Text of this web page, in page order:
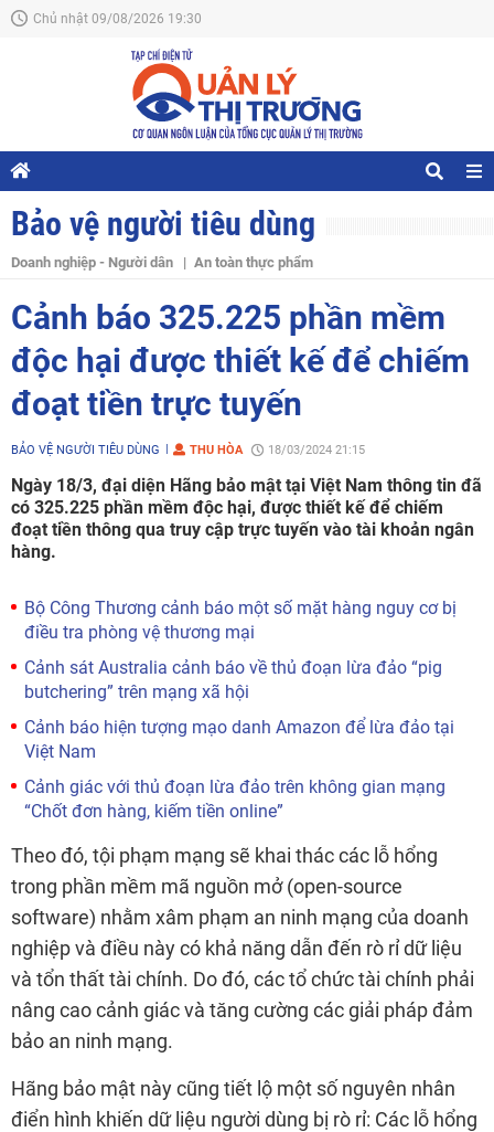
Chủ nhật 09/08/2026 19:30
Bảo vệ người tiêu dùng
Doanh nghiệp - Người dân An toàn thực phẩm
Cảnh báo 325.225 phần mềm
độc hại được thiết kế để chiếm
đoạt tiền trực tuyến
BẢO VỆ NGƯỜI TIÊU DÙNG THU HÒA 18/03/2024 21:15
Ngày 18/3, đại diện Hãng bảo mật tại Việt Nam thông tin đã
có 325.225 phần mềm độc hại, được thiết kế để chiếm
đoạt tiền thông qua truy cập trực tuyến vào tài khoản ngân
hàng.
Bộ Công Thương cảnh báo một số mặt hàng nguy cơ bị
điều tra phòng vệ thương mại
Cảnh sát Australia cảnh báo về thủ đoạn lừa đảo “pig
butchering” trên mạng xã hội
Cảnh báo hiện tượng mạo danh Amazon để lừa đảo tại
Việt Nam
Cảnh giác với thủ đoạn lừa đảo trên không gian mạng
“Chốt đơn hàng, kiếm tiền online”
Theo đó, tội phạm mạng sẽ khai thác các lỗ hổng
trong phần mềm mã nguồn mở (open-source
software) nhằm xâm phạm an ninh mạng của doanh
nghiệp và điều này có khả năng dẫn đến rò rỉ dữ liệu
và tổn thất tài chính. Do đó, các tổ chức tài chính phải
nâng cao cảnh giác và tăng cường các giải pháp đảm
bảo an ninh mạng.
Hãng bảo mật này cũng tiết lộ một số nguyên nhân
điển hình khiến dữ liệu người dùng bị rò rỉ: Các lỗ hổng